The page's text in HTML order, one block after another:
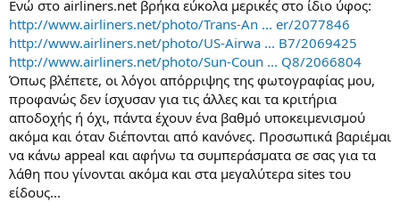
Ενώ στο airliners.net βρήκα εύκολα μερικές στο ίδιο ύφος:
http://www.airliners.net/photo/Trans-An ... er/2077846
http://www.airliners.net/photo/US-Airwa ... B7/2069425
http://www.airliners.net/photo/Sun-Coun ... Q8/2066804
Όπως βλέπετε, οι λόγοι απόρριψης της φωτογραφίας μου,
προφανώς δεν ίσχυσαν για τις άλλες και τα κριτήρια
αποδοχής ή όχι, πάντα έχουν ένα βαθμό υποκειμενισμού
ακόμα και όταν διέπονται από κανόνες. Προσωπικά βαριέμαι
να κάνω appeal και αφήνω τα συμπεράσματα σε σας για τα
λάθη που γίνονται ακόμα και στα μεγαλύτερα sites του
είδους...